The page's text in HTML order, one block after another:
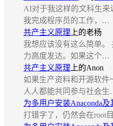
AI对于我这样的文科生来
我完成程序员的工作，…
共产主义原理上的老杨
我想应该没有这么简单。
力高度发达。如果这个…
共产主义原理上的Anon
如果生产资料和开源软件
人人都能共同参与社会
为多用户安装Anaconda
打错字了，仍然会在root